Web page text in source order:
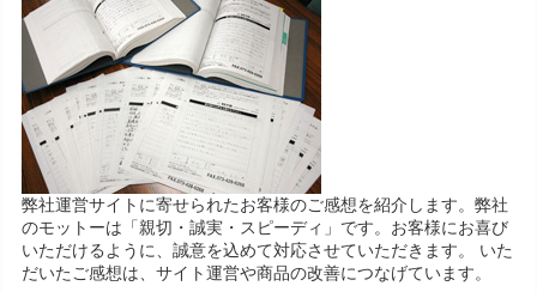
弊社運営サイトに寄せられたお客様のご感想を紹介します。弊社
のモットーは「親切・誠実・スピーディ」です。お客様にお喜び
いただけるように、誠意を込めて対応させていただきます。 いた
だいたご感想は、サイト運営や商品の改善につなげています。